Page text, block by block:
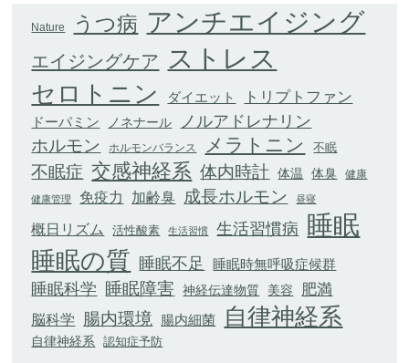
Nature うつ病 アンチエイジング
エイジングケア ストレス
セロトニン ダイエット トリプトファン
ドーパミン ノネナール ノルアドレナリン
ホルモン ホルモンバランス メラトニン 不眠
不眠症 交感神経系 体内時計 体温 体臭 健康
健康管理 免疫力 加齢臭 成長ホルモン 昼寝
概日リズム 活性酸素 生活習慣 生活習慣病 睡眠
睡眠の質 睡眠不足 睡眠時無呼吸症候群
睡眠科学 睡眠障害 神経伝達物質 美容 肥満
脳科学 腸内環境 腸内細菌 自律神経系
自律神経系 認知症予防